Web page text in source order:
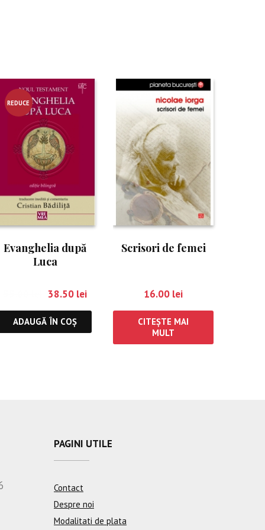
REDUCE
Evanghelia după
Luca
38.50 lei
ADAUGĂ ÎN COȘ
Scrisori de femei
16.00 lei
CITEȘTE MAI
MULT
PAGINI UTILE
Contact
Despre noi
Modalitati de plata